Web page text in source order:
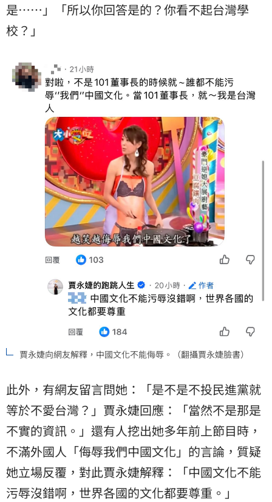
是……」「所以你回答是的？你看不起台灣學
校？」
賈永婕向網友解釋，中國文化不能侮辱。（翻攝賈永婕臉書）
此外，有網友留言問她：「是不是不投民進黨就
等於不愛台灣？」賈永婕回應：「當然不是那是
不實的資訊。」還有人挖出她多年前上節目時，
不滿外國人「侮辱我們中國文化」的言論，質疑
她立場反覆，對此賈永婕解釋：「中國文化不能
污辱沒錯啊，世界各國的文化都要尊重。」